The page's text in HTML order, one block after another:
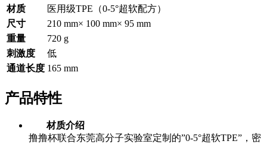
材质
医用级TPE（0-5°超软配方）
尺寸
210 mm× 100 mm× 95 mm
重量
720 g
刺激度
低
通道长度 165 mm
产品特性
材质介绍
撸撸杯联合东莞高分子实验室定制的”0-5°超软TPE”，密